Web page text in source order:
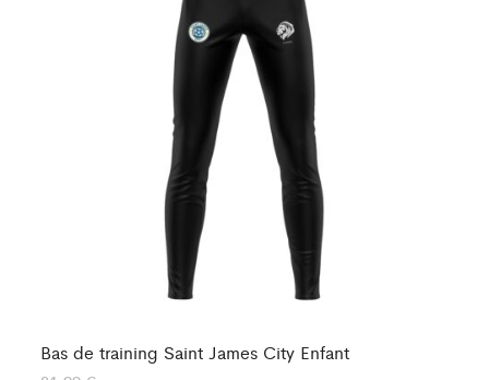
Bas de training Saint James City Enfant